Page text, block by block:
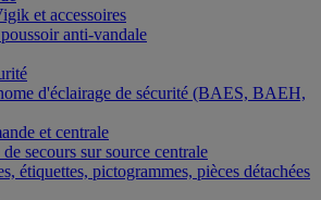
et accessoires
anti-vandale
d'éclairage de sécurité (BAES, BAEH,
et centrale
secours sur source centrale
étiquettes, pictogrammes, pièces détachées